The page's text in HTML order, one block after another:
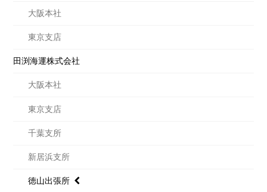
大阪本社
東京支店
田渕海運株式会社
大阪本社
東京支店
千葉支所
新居浜支所
徳山出張所